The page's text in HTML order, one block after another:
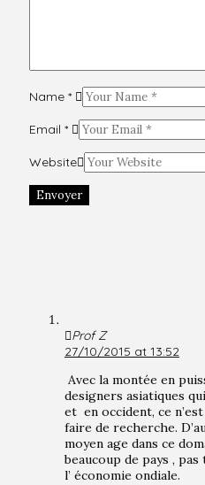
Name *
Email *
Website
Envoyer
Prof Z
27/10/2015 at 13:52
Avec la montée en
designers asiatiques
et en occident, ce
faire de recherche.
moyen age dans ce
beaucoup de pays ,
l’ économie ondiale.